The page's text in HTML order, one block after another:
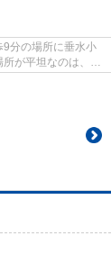
分の場所に垂水小
が平坦なのは、ラ